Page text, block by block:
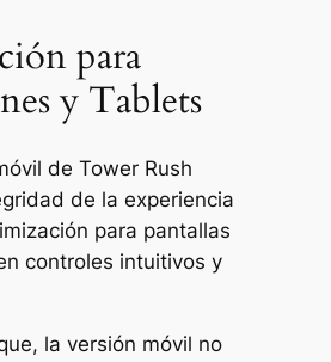
para
y Tablets
de Tower Rush
de la experiencia
para pantallas
controles intuitivos y
la versión móvil no